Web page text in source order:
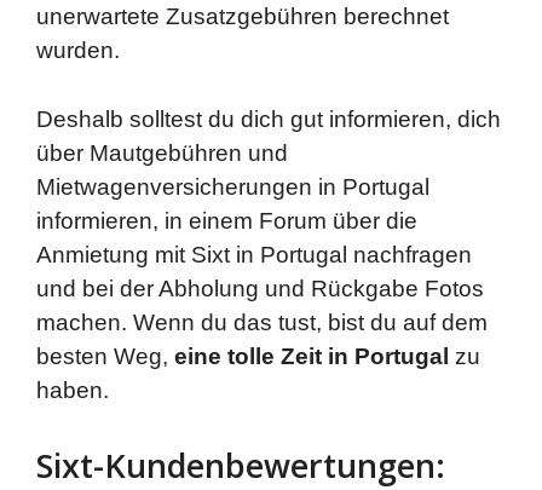
unerwartete Zusatzgebühren berechnet
wurden.
Deshalb solltest du dich gut informieren, dich
über Mautgebühren und
Mietwagenversicherungen in Portugal
informieren, in einem Forum über die
Anmietung mit Sixt in Portugal nachfragen
und bei der Abholung und Rückgabe Fotos
machen. Wenn du das tust, bist du auf dem
besten Weg, eine tolle Zeit in Portugal zu
haben.
Sixt-Kundenbewertungen: